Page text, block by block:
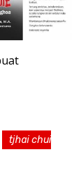
tjhai chui